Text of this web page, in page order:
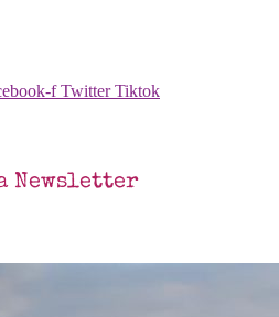
f Twitter Tiktok
Newsletter